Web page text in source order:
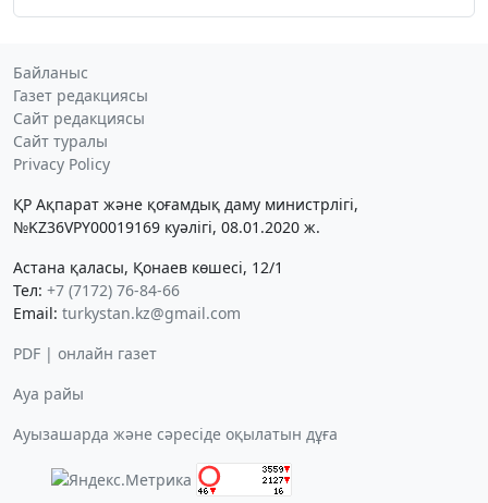
Байланыс
Газет редакциясы
Сайт редакциясы
Сайт туралы
Privacy Policy
ҚР Ақпарат және қоғамдық даму министрлігі,
№KZ36VPY00019169 куәлігі, 08.01.2020 ж.
Астана қаласы, Қонаев көшесі, 12/1
Тел: +7 (7172) 76-84-66
Email: turkystan.kz@gmail.com
PDF | онлайн газет
Ауа райы
Ауызашарда және сәресіде оқылатын дұға